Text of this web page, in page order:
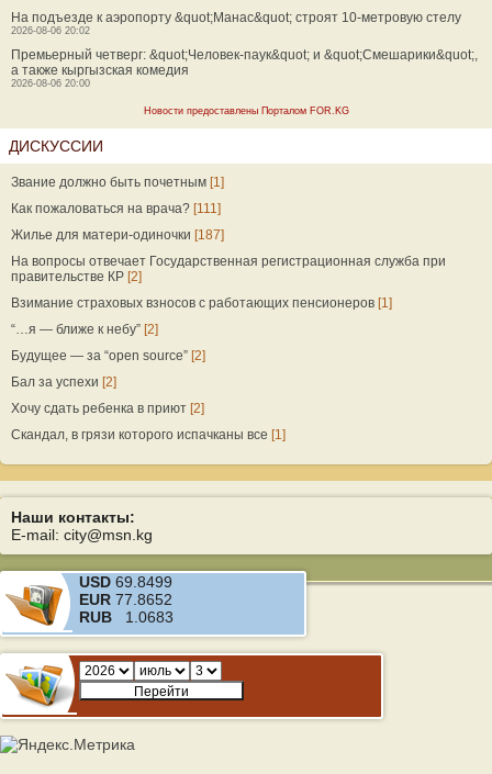
На подъезде к аэропорту &quot;Манас&quot; строят 10-метровую стелу
2026-08-06 20:02
Премьерный четверг: &quot;Человек-паук&quot; и &quot;Смешарики&quot;,
а также кыргызская комедия
2026-08-06 20:00
Новости предоставлены Порталом FOR.KG
ДИСКУССИИ
Звание должно быть почетным [1]
Как пожаловаться на врача? [111]
Жилье для матери-одиночки [187]
На вопросы отвечает Государственная регистрационная служба при
правительстве КР [2]
Взимание страховых взносов с работающих пенсионеров [1]
“…я — ближе к небу” [2]
Будущее — за “open source” [2]
Бал за успехи [2]
Хочу сдать ребенка в приют [2]
Скандал, в грязи которого испачканы все [1]
Наши контакты:
E-mail: city@msn.kg
USD 69.8499
EUR 77.8652
RUB 1.0683